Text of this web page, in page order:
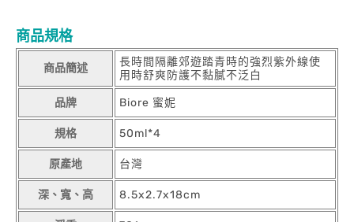
商品規格
商品簡述
長時間隔離郊遊踏青時的強烈紫外線使
用時舒爽防護不黏膩不泛白
品牌 Biore 蜜妮
規格 50ml*4
原產地 台灣
深、寬、高 8.5x2.7x18cm